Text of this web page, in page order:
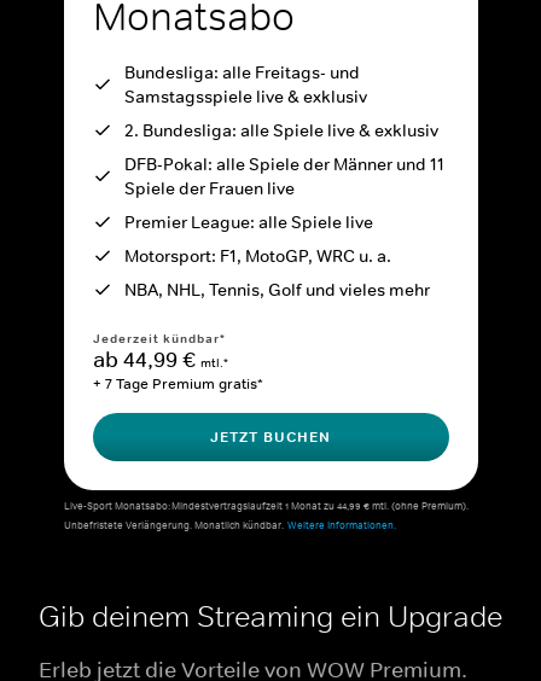
Monatsabo
Bundesliga: alle Freitags- und
Samstagsspiele live & exklusiv
2. Bundesliga: alle Spiele live & exklusiv
DFB-Pokal: alle Spiele der Männer und 11
Spiele der Frauen live
Premier League: alle Spiele live
Motorsport: F1, MotoGP, WRC u. a.
NBA, NHL, Tennis, Golf und vieles mehr
Jederzeit kündbar*
ab 44,99 € mtl.*
+ 7 Tage Premium gratis*
JETZT BUCHEN
Live-Sport Monatsabo: Mindestvertragslaufzeit 1 Monat zu 44,99 € mtl. (ohne Premium).
Unbefristete Verlängerung. Monatlich kündbar. Weitere Informationen.
Gib deinem Streaming ein Upgrade
Erleb jetzt die Vorteile von WOW Premium.